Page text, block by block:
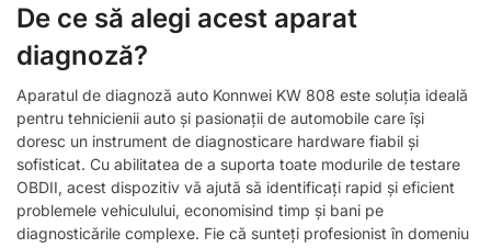
De ce să alegi acest aparat
diagnoză?
Aparatul de diagnoză auto Konnwei KW 808 este soluția ideală
pentru tehnicienii auto și pasionații de automobile care își
doresc un instrument de diagnosticare hardware fiabil și
sofisticat. Cu abilitatea de a suporta toate modurile de testare
OBDII, acest dispozitiv vă ajută să identificați rapid și eficient
problemele vehiculului, economisind timp și bani pe
diagnosticările complexe. Fie că sunteți profesionist în domeniu